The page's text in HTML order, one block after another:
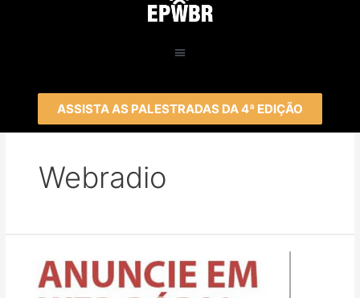
ASSISTA AS PALESTRADAS DA 4ª EDIÇÃO
Webradio